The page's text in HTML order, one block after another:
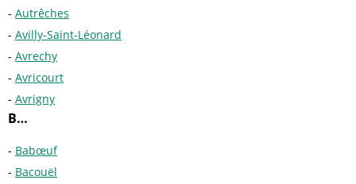
Autrêches
Avilly-Saint-Léonard
Avrechy
Avricourt
Avrigny
B…
Babœuf
Bacouël